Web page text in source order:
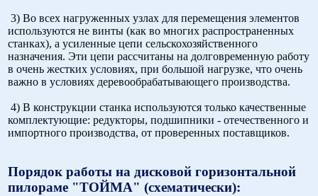
3) Во всех нагруженных узлах для перемещения элементов
используются не винты (как во многих распространенных
станках), а усиленные цепи сельскохозяйственного
назначения. Эти цепи рассчитаны на долговременную работу
в очень жестких условиях, при большой нагрузке, что очень
важно в условиях деревообрабатывающего производства.
4) В конструкции станка используются только качественные
комплектующие: редукторы, подшипники - отечественного и
импортного производства, от проверенных поставщиков.
Порядок работы на дисковой горизонтальной
пилораме "ТОЙМА" (схематически):